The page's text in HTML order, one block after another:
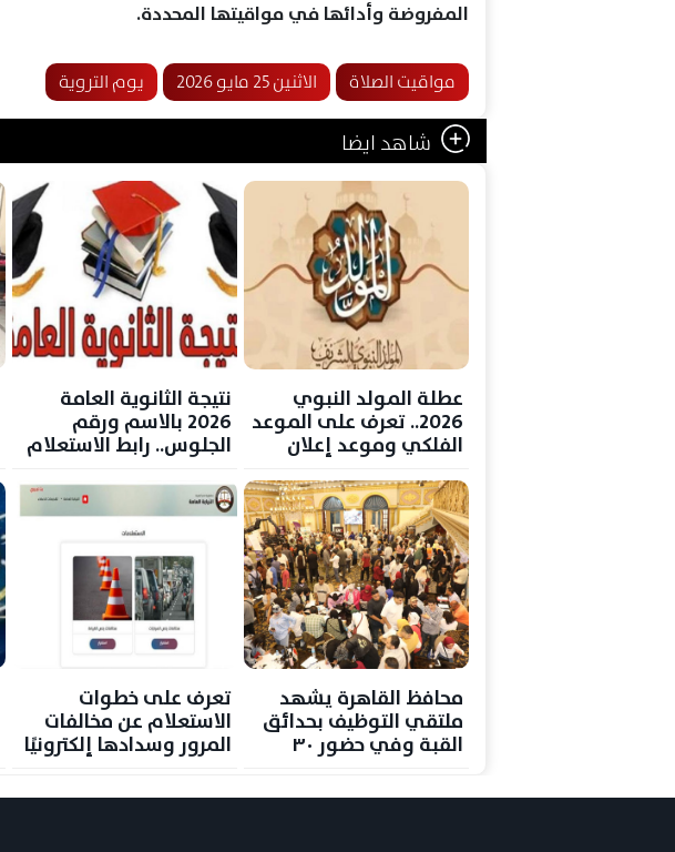
المفروضة وأدائها في مواقيتها المحددة.
مواقيت الصلاة الاثنين 25 مايو 2026 يوم التروية
شاهد ايضا
عطلة المولد النبوي
2026.. تعرف على الموعد
الفلكي وموعد إعلان
نتيجة الثانوية العامة
2026 بالاسم ورقم
الجلوس.. رابط الاستعلام
الحصول عليها
محافظ القاهرة يشهد
ملتقي التوظيف بحدائق
القبة وفي حضور ٣٠
تعرف على خطوات
الاستعلام عن مخالفات
المرور وسدادها إلكترونيًا